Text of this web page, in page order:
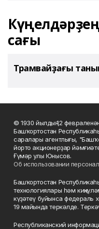
сағы
Трамвайҙағы
© 1930 йылдың 12
Башҡортостан
саралары агентлығы,
йорто акционерҙар
Ғүмәр улы Юнысов.
Об использовании
Башҡортостан
технологиялары һәм
күҙәтеү буйынса федераль
19 майында теркәлде.
Республиканский